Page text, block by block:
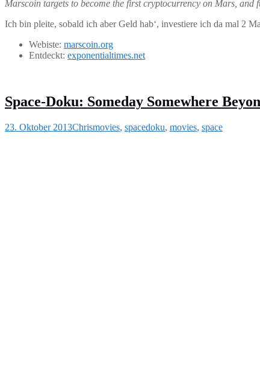
Marscoin targets to become the first cryptocurrency on Mars,
Ich bin pleite, sobald ich aber Geld hab‘, investiere ich da mal 2
Webiste: marscoin.org
Entdeckt: exponentialtimes.net
Space-Doku: Someday Somewhere
23. Oktober 2013Chrismovies, spacedoku, movies, space